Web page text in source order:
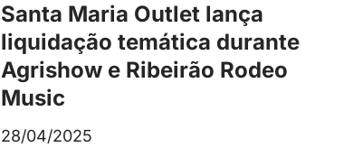
Santa Maria Outlet lança
liquidação temática durante
Agrishow e Ribeirão Rodeo
Music
28/04/2025